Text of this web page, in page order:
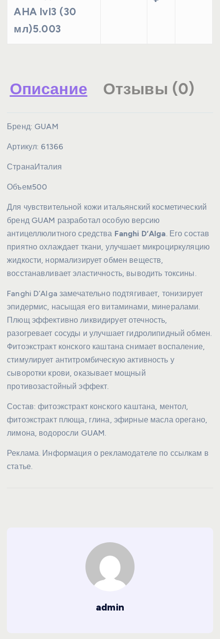
AHA lvl3 (30
мл)5.003
Описание Отзывы (0)
Бренд: GUAM
Артикул: 61366
СтранаИталия
Объем500
Для чувствительной кожи итальянский косметический
бренд GUAM разработал особую версию
антицеллюлитного средства Fanghi D’Alga. Его состав
приятно охлаждает ткани, улучшает микроциркуляцию
жидкости, нормализирует обмен веществ,
восстанавливает эластичность, выводить токсины.
Fanghi D’Alga замечательно подтягивает, тонизирует
эпидермис, насыщая его витаминами, минералами.
Плющ эффективно ликвидирует отечность,
разогревает сосуды и улучшает гидролипидный обмен.
Фитоэкстракт конского каштана снимает воспаление,
стимулирует антитромбическую активность у
сыворотки крови, оказывает мощный
противозастойный эффект.
Состав: фитоэкстракт конского каштана, ментол,
фитоэкстракт плюща, глина, эфирные масла орегано,
лимона, водоросли GUAM.
Реклама. Информация о рекламодателе по ссылкам в
статье.
admin